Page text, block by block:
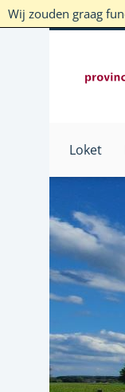
Wij zouden graag
Loket